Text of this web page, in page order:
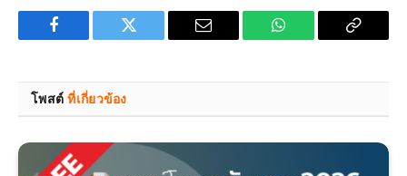
Facebook Twitter Email WhatsApp Copy
โพสต์ที่เกี่ยวข้อง